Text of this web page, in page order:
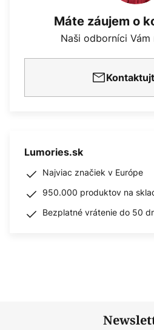
Máte záujem o
Naši odborníci
Lumories.sk
Najviac značiek v Európe
950.000 produktov na
Bezplatné vrátenie do 50